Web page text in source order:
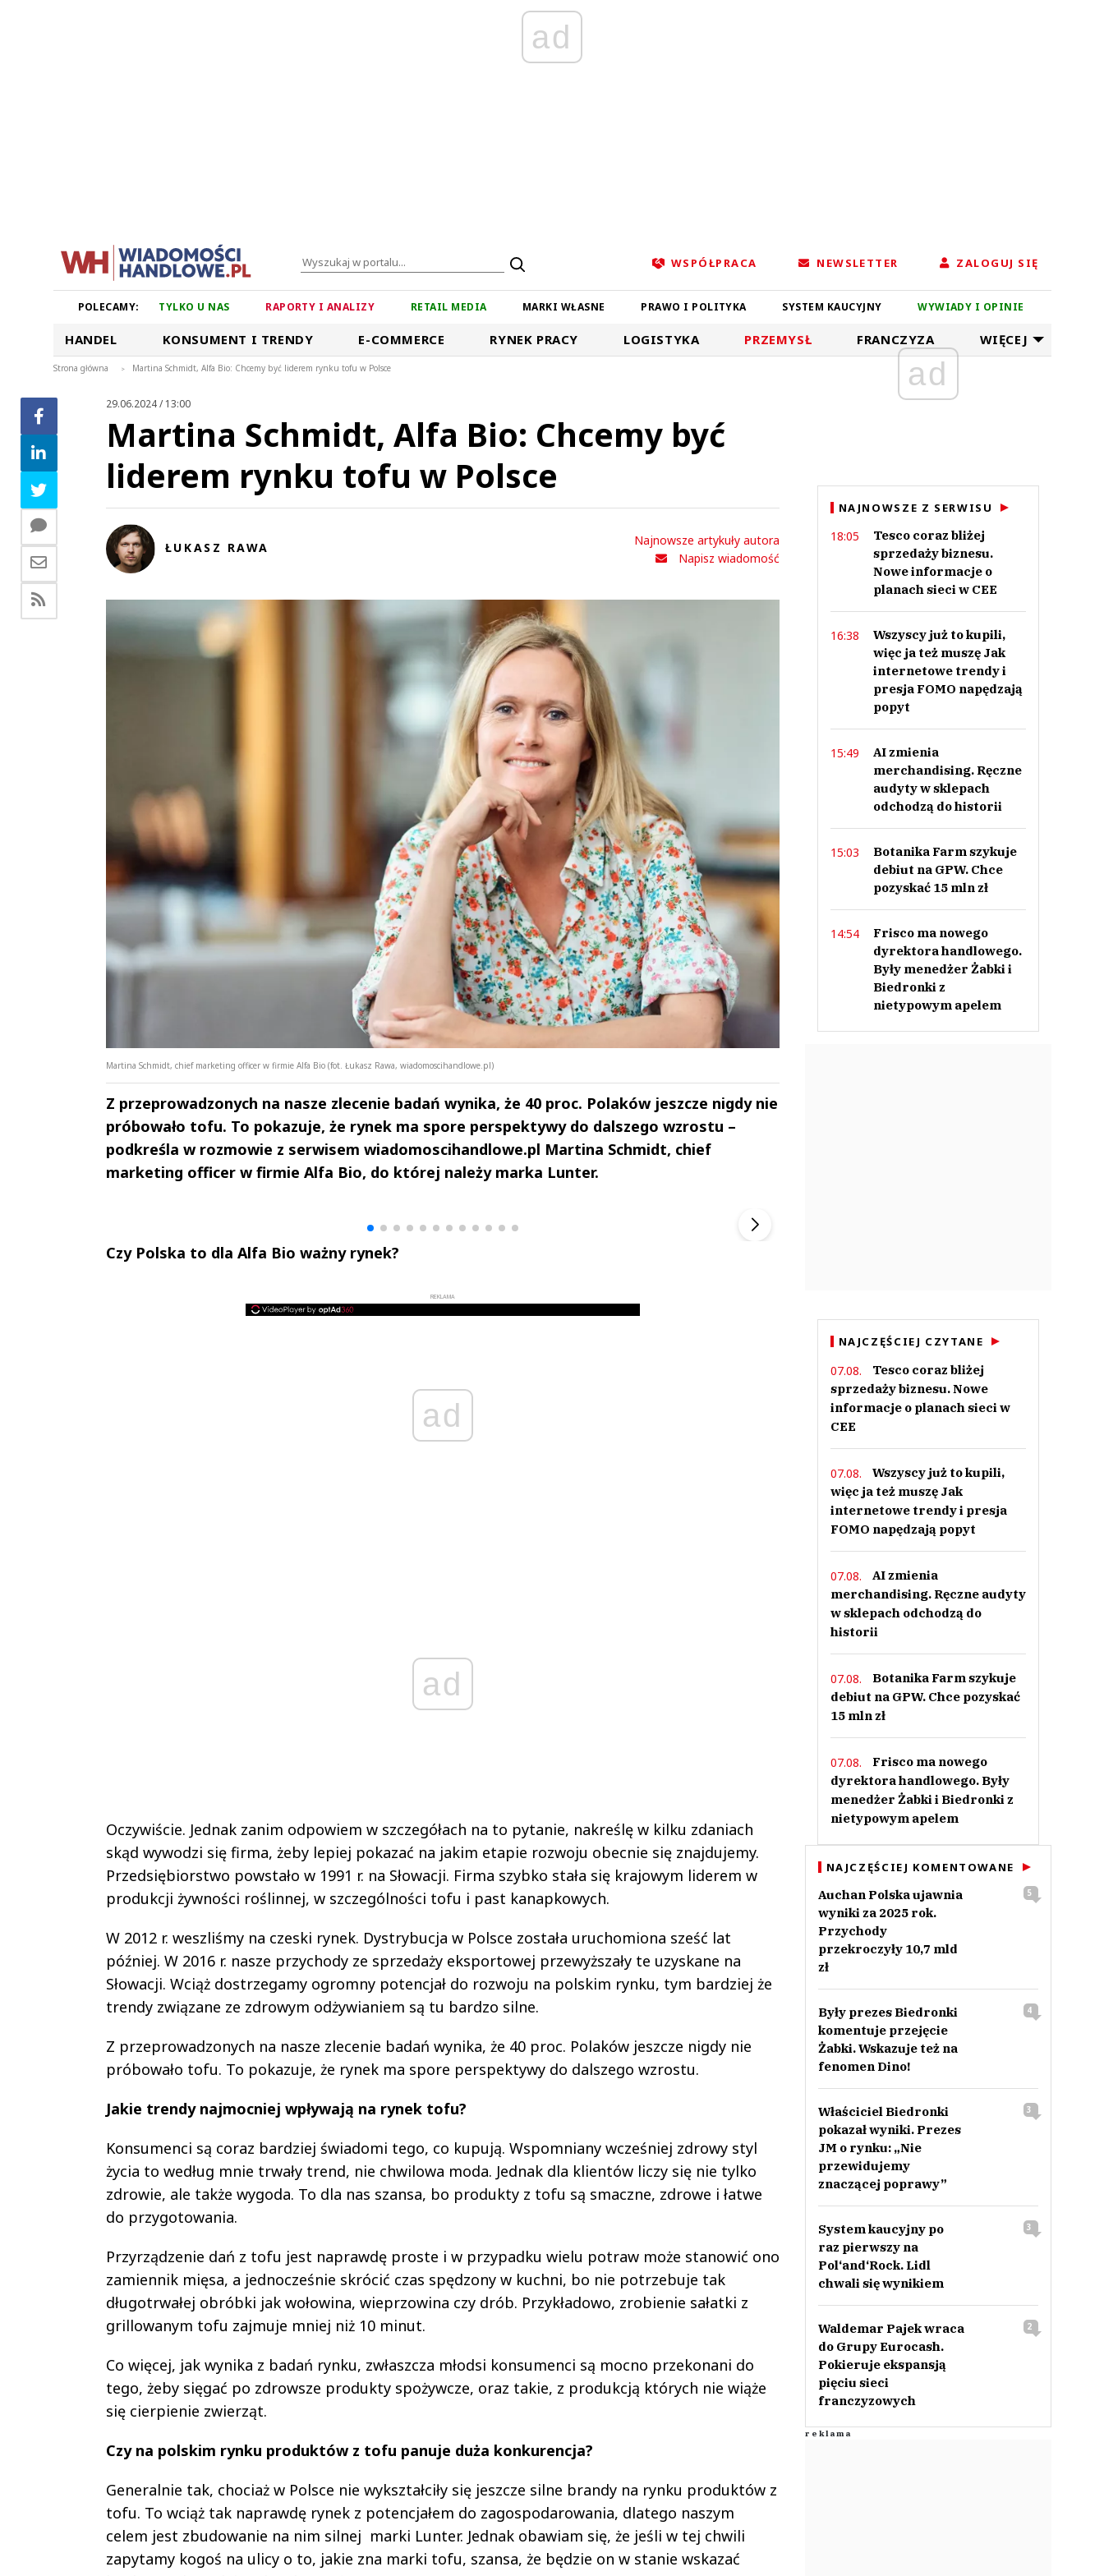
ad
WSPÓŁPRACA NEWSLETTER ZALOGUJ SIĘ
POLECAMY: TYLKO U NAS RAPORTY I ANALIZY RETAIL MEDIA MARKI WŁASNE PRAWO I POLITYKA SYSTEM KAUCYJNY WYWIADY I OPINIE
HANDEL KONSUMENT I TRENDY E-COMMERCE RYNEK PRACY LOGISTYKA PRZEMYSŁ FRANCZYZA WIĘCEJ
Strona główna > Martina Schmidt, Alfa Bio: Chcemy być liderem rynku tofu w Polsce
29.06.2024 / 13:00
Martina Schmidt, Alfa Bio: Chcemy być
liderem rynku tofu w Polsce
ŁUKASZ RAWA
Najnowsze artykuły autora
Napisz wiadomość
Martina Schmidt, chief marketing officer w firmie Alfa Bio (fot. Łukasz Rawa, wiadomoscihandlowe.pl)
Z przeprowadzonych na nasze zlecenie badań wynika, że 40 proc. Polaków jeszcze nigdy nie
próbowało tofu. To pokazuje, że rynek ma spore perspektywy do dalszego wzrostu –
podkreśla w rozmowie z serwisem wiadomoscihandlowe.pl Martina Schmidt, chief
marketing officer w firmie Alfa Bio, do której należy marka Lunter.
Czy Polska to dla Alfa Bio ważny rynek?
REKLAMA
ad
ad
Oczywiście. Jednak zanim odpowiem w szczegółach na to pytanie, nakreślę w kilku zdaniach
skąd wywodzi się firma, żeby lepiej pokazać na jakim etapie rozwoju obecnie się znajdujemy.
Przedsiębiorstwo powstało w 1991 r. na Słowacji. Firma szybko stała się krajowym liderem w
produkcji żywności roślinnej, w szczególności tofu i past kanapkowych.
W 2012 r. weszliśmy na czeski rynek. Dystrybucja w Polsce została uruchomiona sześć lat
później. W 2016 r. nasze przychody ze sprzedaży eksportowej przewyższały te uzyskane na
Słowacji. Wciąż dostrzegamy ogromny potencjał do rozwoju na polskim rynku, tym bardziej że
trendy związane ze zdrowym odżywianiem są tu bardzo silne.
Z przeprowadzonych na nasze zlecenie badań wynika, że 40 proc. Polaków jeszcze nigdy nie
próbowało tofu. To pokazuje, że rynek ma spore perspektywy do dalszego wzrostu.
Jakie trendy najmocniej wpływają na rynek tofu?
Konsumenci są coraz bardziej świadomi tego, co kupują. Wspomniany wcześniej zdrowy styl
życia to według mnie trwały trend, nie chwilowa moda. Jednak dla klientów liczy się nie tylko
zdrowie, ale także wygoda. To dla nas szansa, bo produkty z tofu są smaczne, zdrowe i łatwe
do przygotowania.
Przyrządzenie dań z tofu jest naprawdę proste i w przypadku wielu potraw może stanowić ono
zamiennik mięsa, a jednocześnie skrócić czas spędzony w kuchni, bo nie potrzebuje tak
długotrwałej obróbki jak wołowina, wieprzowina czy drób. Przykładowo, zrobienie sałatki z
grillowanym tofu zajmuje mniej niż 10 minut.
Co więcej, jak wynika z badań rynku, zwłaszcza młodsi konsumenci są mocno przekonani do
tego, żeby sięgać po zdrowsze produkty spożywcze, oraz takie, z produkcją których nie wiąże
się cierpienie zwierząt.
Czy na polskim rynku produktów z tofu panuje duża konkurencja?
Generalnie tak, chociaż w Polsce nie wykształciły się jeszcze silne brandy na rynku produktów z
tofu. To wciąż tak naprawdę rynek z potencjałem do zagospodarowania, dlatego naszym
celem jest zbudowanie na nim silnej marki Lunter. Jednak obawiam się, że jeśli w tej chwili
zapytamy kogoś na ulicy o to, jakie zna marki tofu, szansa, że będzie on w stanie wskazać
Andrzej i Marta
Marta i Andrzej
ad
NAJNOWSZE Z SERWISU
18:05
Tesco coraz bliżej
sprzedaży biznesu.
Nowe informacje o
planach sieci w CEE
16:38
Wszyscy już to kupili,
więc ja też muszę Jak
internetowe trendy i
presja FOMO napędzają
popyt
15:49
AI zmienia
merchandising. Ręczne
audyty w sklepach
odchodzą do historii
15:03
Botanika Farm szykuje
debiut na GPW. Chce
pozyskać 15 mln zł
14:54
Frisco ma nowego
dyrektora handlowego.
Były menedżer Żabki i
Biedronki z
nietypowym apelem
NAJCZĘŚCIEJ CZYTANE
07.08.
Tesco coraz bliżej
sprzedaży biznesu. Nowe
informacje o planach sieci w
CEE
07.08.
Wszyscy już to kupili,
więc ja też muszę Jak
internetowe trendy i presja
FOMO napędzają popyt
07.08.
AI zmienia
merchandising. Ręczne audyty
w sklepach odchodzą do
historii
07.08.
Botanika Farm szykuje
debiut na GPW. Chce pozyskać
15 mln zł
07.08.
Frisco ma nowego
dyrektora handlowego. Były
menedżer Żabki i Biedronki z
nietypowym apelem
NAJCZĘŚCIEJ KOMENTOWANE
Auchan Polska ujawnia
wyniki za 2025 rok.
Przychody
przekroczyły 10,7 mld
zł
5
Były prezes Biedronki
komentuje przejęcie
Żabki. Wskazuje też na
fenomen Dino!
4
Właściciel Biedronki
pokazał wyniki. Prezes
JM o rynku: „Nie
przewidujemy
znaczącej poprawy”
3
System kaucyjny po
raz pierwszy na
Pol‘and‘Rock. Lidl
chwali się wynikiem
3
Waldemar Pajek wraca
do Grupy Eurocash.
Pokieruje ekspansją
pięciu sieci
franczyzowych
2